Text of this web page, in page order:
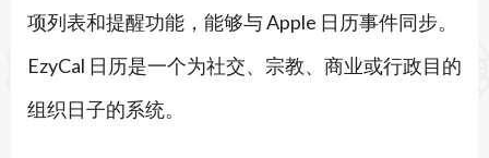
项列表和提醒功能，能够与 Apple 日历事件同步。
EzyCal 日历是一个为社交、宗教、商业或行政目的
组织日子的系统。